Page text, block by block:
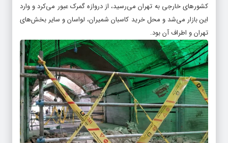
کشورهای خارجی به تهران می‌رسید، از دروازه گمرک عبور می‌کرد و وارد
این بازار می‌شد و محل خرید کاسبان شمیران، لواسان و سایر بخش‌های
تهران و اطراف آن بود.